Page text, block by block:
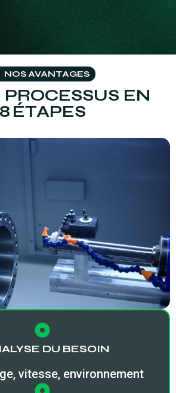
NOS AVANTAGES
EN
8 ÉTAPES
DU BESOIN
vitesse, environnement